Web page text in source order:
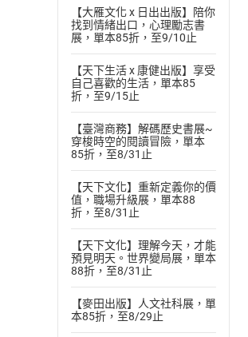
【大雁文化 x 日出出版】陪你
找到情緒出口，心理勵志書
展，單本85折，至9/10止
【天下生活 x 康健出版】享受
自己喜歡的生活，單本85
折，至9/15止
【臺灣商務】解碼歷史書展~
穿梭時空的閱讀冒險，單本
85折，至8/31止
【天下文化】重新定義你的價
值，職場升級展，單本88
折，至8/31止
【天下文化】理解今天，才能
預見明天。世界變局展，單本
88折，至8/31止
【麥田出版】人文社科展，單
本85折，至8/29止